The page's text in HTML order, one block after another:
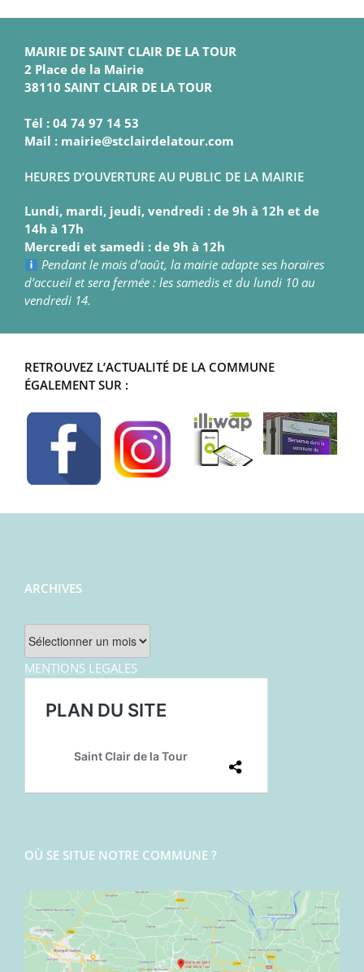
MAIRIE DE SAINT CLAIR DE LA TOUR
2 Place de la Mairie
38110 SAINT CLAIR DE LA TOUR
Tél : 04 74 97 14 53
Mail : mairie@stclairdelatour.com
HEURES D’OUVERTURE AU PUBLIC DE LA MAIRIE
Lundi, mardi, jeudi, vendredi : de 9h à 12h et de
14h à 17h
Mercredi et samedi : de 9h à 12h
Pendant le mois d’août, la mairie adapte ses horaires
d’accueil et sera fermée : les samedis et du lundi 10 au
vendredi 14.
RETROUVEZ L’ACTUALITÉ DE LA COMMUNE
ÉGALEMENT SUR :
ARCHIVES
Archives
MENTIONS LEGALES
OÙ SE SITUE NOTRE COMMUNE ?